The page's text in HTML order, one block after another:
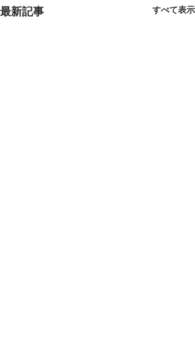
最新記事 すべて表示